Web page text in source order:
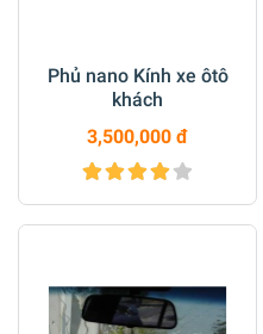
Phủ nano Kính xe ôtô
khách
3,500,000 đ